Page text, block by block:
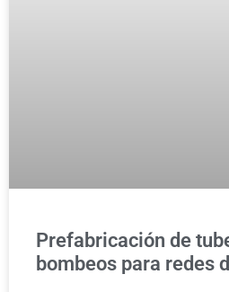
Prefabricación de
bombeos para redes